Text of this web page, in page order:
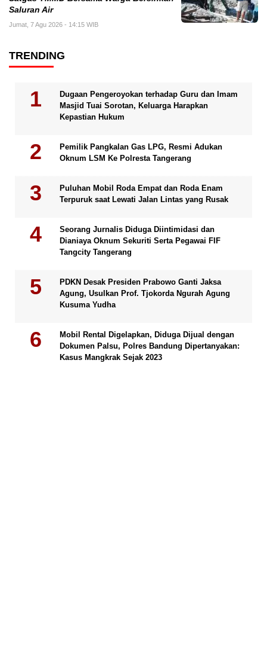
Saluran Air
Jumat, 7 Agu 2026 - 14:15 WIB
TRENDING
Dugaan Pengeroyokan terhadap Guru dan Imam
Masjid Tuai Sorotan, Keluarga Harapkan
Kepastian Hukum
Pemilik Pangkalan Gas LPG, Resmi Adukan
Oknum LSM Ke Polresta Tangerang
Puluhan Mobil Roda Empat dan Roda Enam
Terpuruk saat Lewati Jalan Lintas yang Rusak
Seorang Jurnalis Diduga Diintimidasi dan
Dianiaya Oknum Sekuriti Serta Pegawai FIF
Tangcity Tangerang
PDKN Desak Presiden Prabowo Ganti Jaksa
Agung, Usulkan Prof. Tjokorda Ngurah Agung
Kusuma Yudha
Mobil Rental Digelapkan, Diduga Dijual dengan
Dokumen Palsu, Polres Bandung Dipertanyakan:
Kasus Mangkrak Sejak 2023